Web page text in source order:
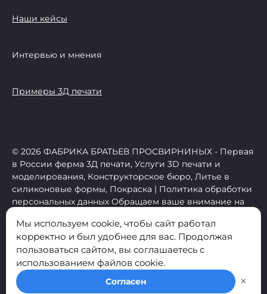
Наши кейсы
Интервью и мнения
Примеры 3Д печати
© 2026 ФАБРИКА БРАТЬЕВ ПРОСВИРНИНЫХ - Первая
в России ферма 3Д печати, Услуги 3D печати и
моделирования, Конструкторское бюро, Литье в
силиконовые формы, Покраска | Политика обработки
персональных данных Обращаем ваше внимание на
информационный характер и ни при каких условиях
не является публичной офертой, определяемой
положениями Статьи 437 (2) Гражданского кодекса
Российской Федерации. Мы используем cookies,
необходимые для нормальной работы сайта.
Мы используем cookie, чтобы сайт работал
корректно и был удобнее для вас. Продолжая
пользоваться сайтом, вы соглашаетесь с
использованием файлов cookie.
Согласен ×